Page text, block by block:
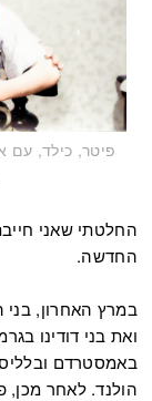
החלטתי שאני
החדשה.
במרץ האחרון, בני
ואת בני דודינו
באמסטרדם
הולנד. לאחר מכן,